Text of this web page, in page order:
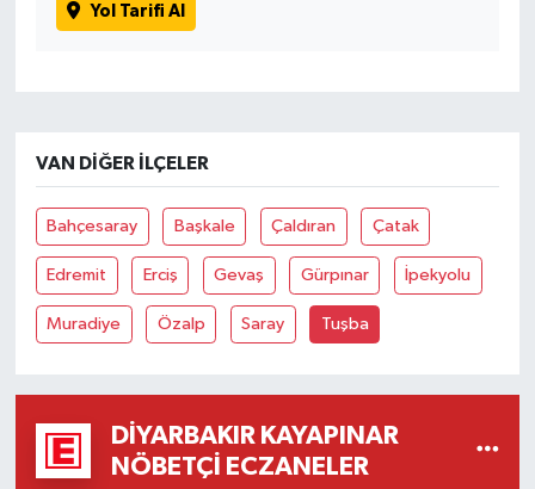
Yol Tarifi Al
VAN DIĞER İLÇELER
Bahçesaray Başkale Çaldıran Çatak
Edremit Erciş Gevaş Gürpınar İpekyolu
Muradiye Özalp Saray Tuşba
DIYARBAKIR KAYAPINAR
NÖBETÇI ECZANELER